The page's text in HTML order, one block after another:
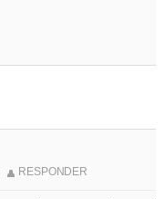
RESPONDER